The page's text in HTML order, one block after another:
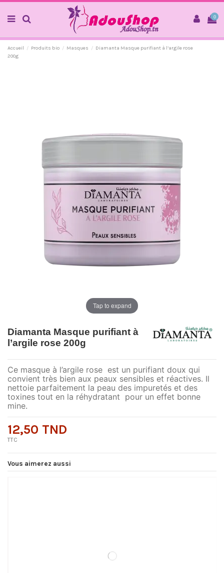
0
Accueil Produits bio Masques
Diamanta Masque purifiant à l’argile rose
200g
Tap to expand
Diamanta Masque purifiant à
l’argile rose 200g
Ce masque à l’argile rose est un purifiant doux qui
convient très bien aux peaux sensibles et réactives. Il
nettoie parfaitement la peau des impuretés et des
toxines tout en la réhydratant pour un effet bonne
mine.
12,50 TND
TTC
Vous aimerez aussi